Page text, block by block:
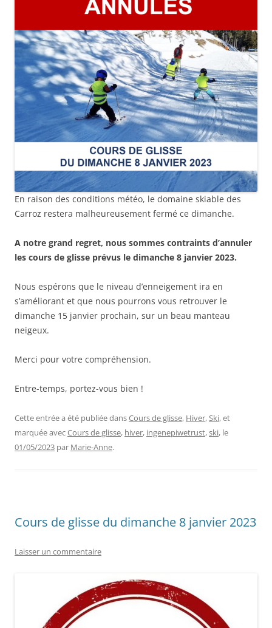
En raison des conditions météo, le domaine skiable des
Carroz restera malheureusement fermé ce dimanche.
A notre grand regret, nous sommes contraints d’annuler
les cours de glisse prévus le dimanche 8 janvier 2023.
Nous espérons que le niveau d’enneigement ira en
s’améliorant et que nous pourrons vous retrouver le
dimanche 15 janvier prochain, sur un beau manteau
neigeux.
Merci pour votre compréhension.
Entre-temps, portez-vous bien !
Cette entrée a été publiée dansCours de glisse, Hiver,Ski, et
marquée avecCours de glisse, hiver, ingenepiwetrust,ski, le
01/05/2023 par Marie-Anne.
Cours de glisse du dimanche 8 janvier 2023
Laisser un commentaire